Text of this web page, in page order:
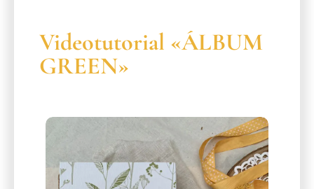
Videotutorial «ÁLBUM
GREEN»